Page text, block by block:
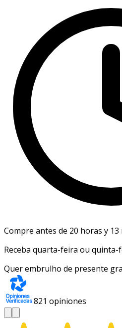
Compre antes de 20 horas y
Receba quarta-feira ou quinta-
Quer embrulho de presente
821 opiniones